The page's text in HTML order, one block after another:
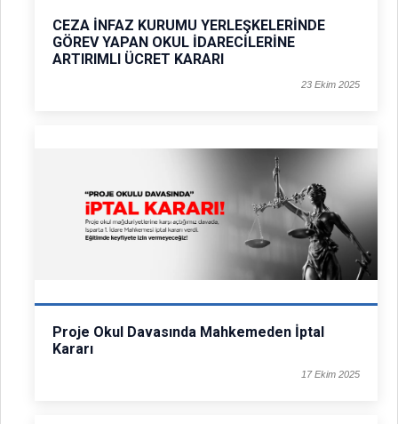
CEZA İNFAZ KURUMU YERLEŞKELERİNDE
GÖREV YAPAN OKUL İDARECİLERİNE
ARTIRIMLI ÜCRET KARARI
23 Ekim 2025
Proje Okul Davasında Mahkemeden İptal
Kararı
17 Ekim 2025